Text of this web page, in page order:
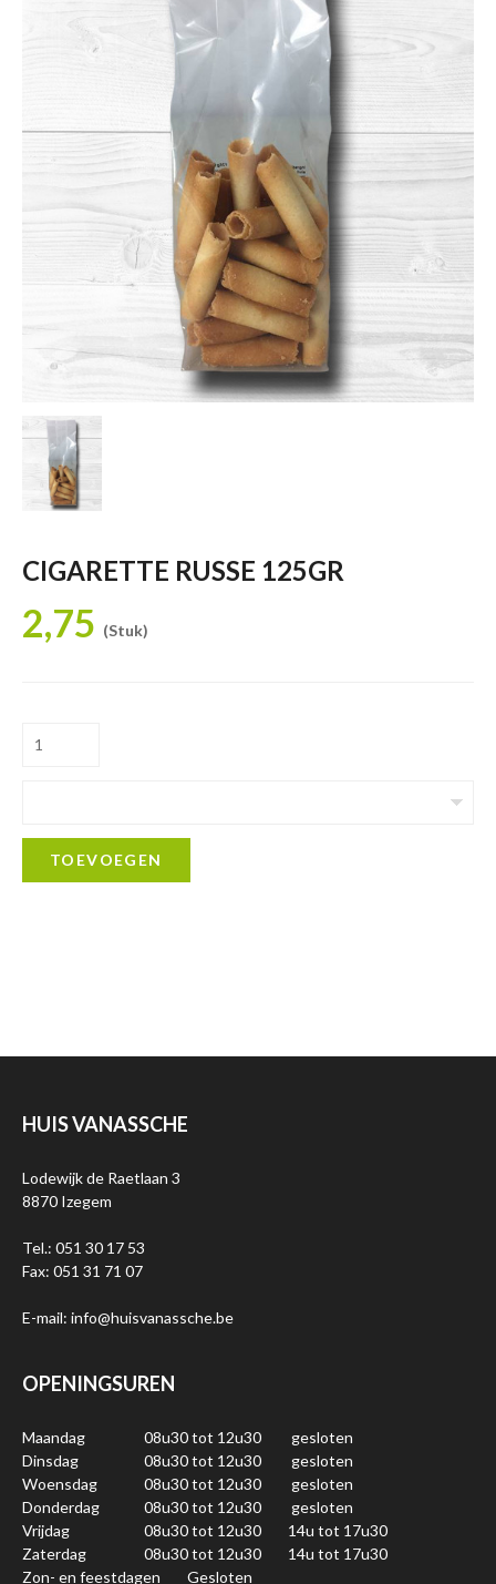
CIGARETTE RUSSE 125GR
2,75 (Stuk)
TOEVOEGEN
HUIS VANASSCHE
Lodewijk de Raetlaan 3
8870 Izegem
Tel.: 051 30 17 53
Fax: 051 31 71 07
E-mail: info@huisvanassche.be
OPENINGSUREN
Maandag 08u30 tot 12u30
gesloten
Dinsdag
08u30 tot 12u30
gesloten
Woensdag
08u30 tot 12u30
gesloten
Donderdag
08u30 tot 12u30
gesloten
Vrijdag
08u30 tot 12u30
14u tot 17u30
Zaterdag
08u30 tot 12u30
14u tot 17u30
Zon- en feestdagen
Gesloten